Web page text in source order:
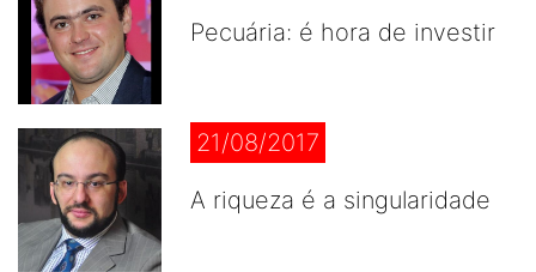
Pecuária: é hora de investir
21/08/2017
A riqueza é a singularidade